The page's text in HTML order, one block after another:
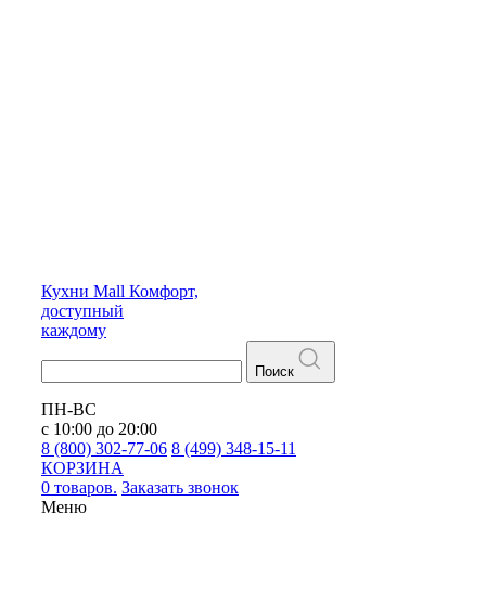
Кухни Mall Комфорт,
доступный
каждому
Поиск
ПН-ВС
с 10:00 до 20:00
8 (800) 302-77-06 8 (499) 348-15-11
КОРЗИНА
0 товаров. Заказать звонок
Меню